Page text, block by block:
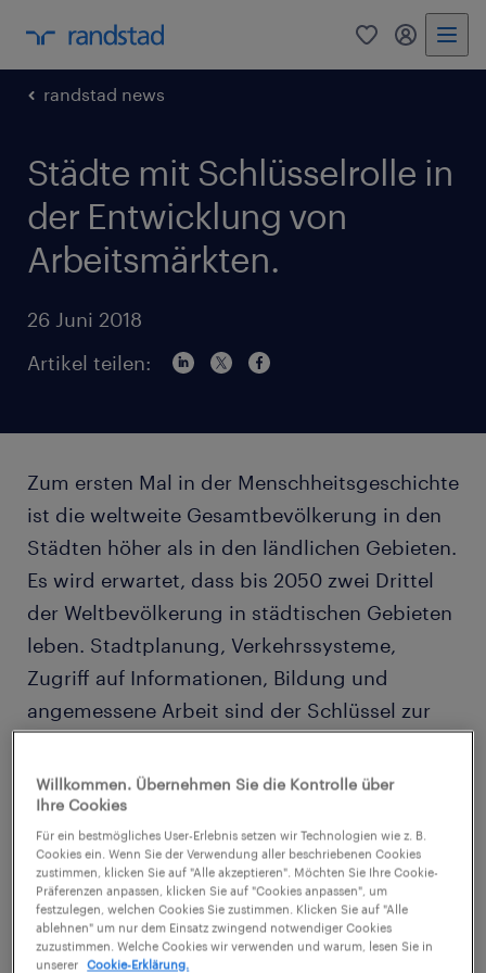
0 Mein
randstad news
Städte mit Schlüsselrolle in
der Entwicklung von
Arbeitsmärkten.
26 Juni 2018
Artikel teilen:
Zum ersten Mal in der Menschheitsgeschichte
ist die weltweite Gesamtbevölkerung in den
Städten höher als in den ländlichen Gebieten.
Es wird erwartet, dass bis 2050 zwei Drittel
der Weltbevölkerung in städtischen Gebieten
leben. Stadtplanung, Verkehrssysteme,
Zugriff auf Informationen, Bildung und
angemessene Arbeit sind der Schlüssel zur
Zu diesem Schluss kommt Randstads
aktuelle Auflage der jährlichen
“flexibility@work”-Studie, welche am 29. Mai
2018 beim OECD Forum in Paris vorgestellt
wurde.
Willkommen. Übernehmen Sie die Kontrolle über
Ihre Cookies
Für ein bestmögliches User-Erlebnis setzen wir Technologien wie z. B.
Cookies ein. Wenn Sie der Verwendung aller beschriebenen Cookies
zustimmen, klicken Sie auf "Alle akzeptieren". Möchten Sie Ihre Cookie-
Präferenzen anpassen, klicken Sie auf "Cookies anpassen", um
festzulegen, welchen Cookies Sie zustimmen. Klicken Sie auf "Alle
ablehnen" um nur dem Einsatz zwingend notwendiger Cookies
zuzustimmen. Welche Cookies wir verwenden und warum, lesen Sie in
unserer
Cookie-Erklärung.